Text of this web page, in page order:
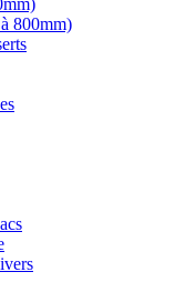
800mm)